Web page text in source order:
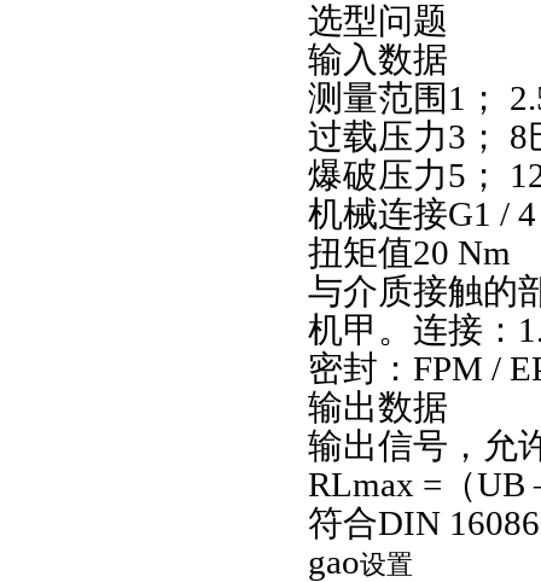
选型问题
输入数据
测量范围1；
过载压力3； 8
爆破压力5；
机械连接G1 /
扭矩值20 Nm
与介质接触的
机甲。连接：
密封：FPM /
输出数据
输出信号，允
RLmax =（UB
符合DIN
gao设置